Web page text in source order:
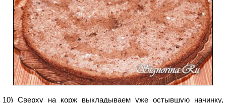
10) Сверху на корж выкладываем уже остывшую начинку,